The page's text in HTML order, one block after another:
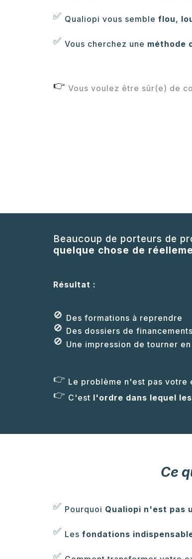
✅ Qualiopi vous semble flou,
✅ Vous cherchez une méthode
👉 Vous voulez être sûr(e) de
Beaucoup de porteurs de
quelque chose de
Résultat :
🚫 Des formations à reprendre
🚫 Des dossiers de
🚫 Une impression de tourner
👉 Le problème n'est pas votre
👉 C'est l'ordre dans lequel
Ce
✅ Pourquoi Qualiopi n'est pas
✅ Les fondations
✅